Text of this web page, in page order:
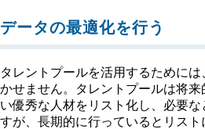
データの最適化を行う
タレントプールを活用するために
かせません。タレントプールは将
い優秀な人材をリスト化し、必要
すが、長期的に行っているとリス